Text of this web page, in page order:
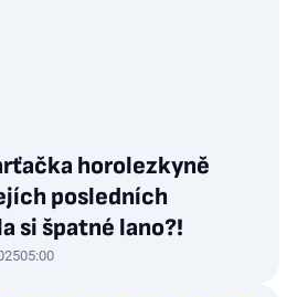
horolezkyně
posledních
si špatné lano?!
05:00